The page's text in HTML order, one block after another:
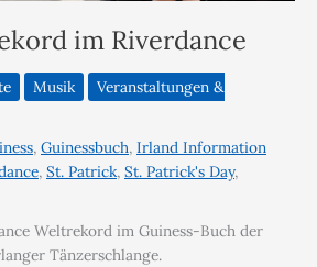
im Riverdance
Musik
Veranstaltungen &
, Guinessbuch, Irland Information
, St. Patrick, St. Patrick's Day,
Weltrekord im Guiness-Buch der
Tänzerschlange.